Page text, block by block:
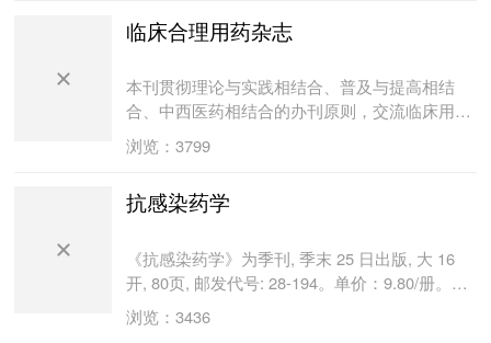
临床合理用药杂志
本刊贯彻理论与实践相结合、普及与提高相结
合、中西医药相结合的办刊原则，交流临床用药
的理论、实验和临床成果，弘扬中、西医、药文
化，提高医、药学术氛围，促进临床医药学的发
类医疗机构的临床医师和药师，以及从事医药学
浏览：3799
抗感染药学
《抗感染药学》为季刊, 季末 25 日出版, 大 16
开, 80页, 邮发代号: 28-194。单价：9.80/册。国
内外公发行。《抗感染药学》是江苏省卫生厅主
管、苏州市第五人民医院主办的抗感染药学学术
浏览：3436